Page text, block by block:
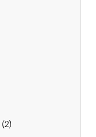
(2)